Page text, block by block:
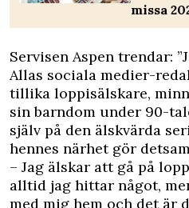
missa
Servisen Aspen trendar:
Allas sociala medier-
tillika loppisälskare,
sin barndom under 90-
själv på den älskvärda
hennes närhet gör
– Jag älskar att gå på
alltid jag hittar något,
med mig hem och det är